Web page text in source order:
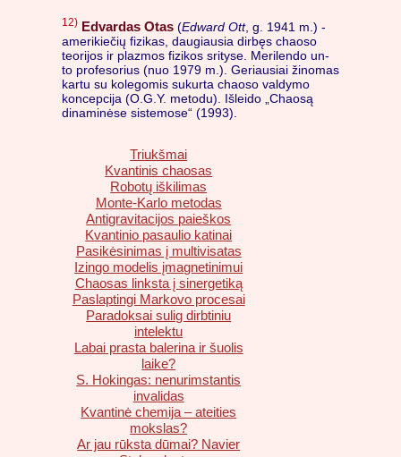
12) Edvardas Otas (Edward Ott, g. 1941 m.) -
amerikiečių fizikas, daugiausia dirbęs chaoso
teorijos ir plazmos fizikos srityse. Merilendo un-
to profesorius (nuo 1979 m.). Geriausiai žinomas
kartu su kolegomis sukurta chaoso valdymo
koncepcija (O.G.Y. metodu). Išleido „Chaosą
dinaminėse sistemose“ (1993).
Triukšmai
Kvantinis chaosas
Robotų iškilimas
Monte-Karlo metodas
Antigravitacijos paieškos
Kvantinio pasaulio katinai
Pasikėsinimas į multivisatas
Izingo modelis įmagnetinimui
Chaosas linksta į sinergetiką
Paslaptingi Markovo procesai
Paradoksai sulig dirbtiniu
intelektu
Labai prasta balerina ir šuolis
laike?
S. Hokingas: nenurimstantis
invalidas
Kvantinė chemija – ateities
mokslas?
Ar jau rūksta dūmai? Navier